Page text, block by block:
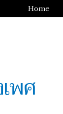
Home
พศ